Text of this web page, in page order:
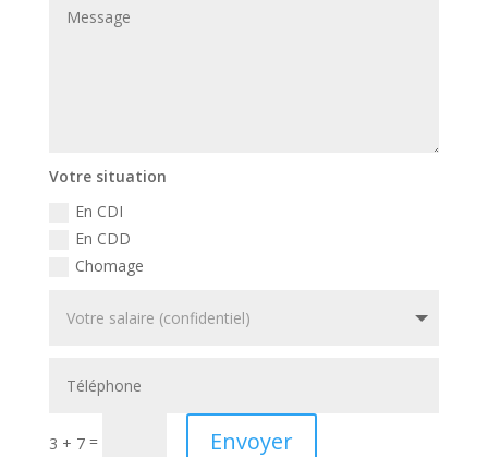
Votre situation
En CDI
En CDD
Chomage
3 + 7= Envoyer